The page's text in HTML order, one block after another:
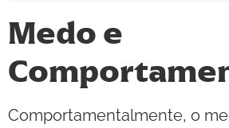
Medo e
Comportamentalmente, o